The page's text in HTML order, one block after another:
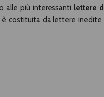
alle più interessanti lettere
è costituita da lettere inedite